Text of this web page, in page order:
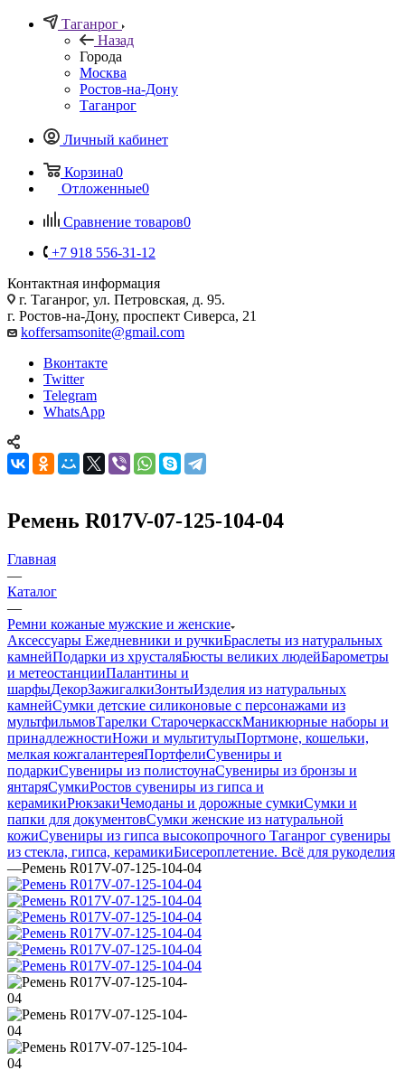
Таганрог
Назад
Города
Москва
Ростов-на-Дону
Таганрог
Личный кабинет
Корзина0
Отложенные0
Сравнение товаров0
+7 918 556-31-12
Контактная информация
г. Таганрог, ул. Петровская, д. 95.
г. Ростов-на-Дону, проспект Сиверса, 21
koffersamsonite@gmail.com
Вконтакте
Twitter
Telegram
WhatsApp
Ремень R017V-07-125-104-04
Главная
—
Каталог
—
Ремни кожаные мужские и женские
Аксессуары Ежедневники и ручкиБраслеты из натуральных
камнейПодарки из хрусталяБюсты великих людейБарометры
и метеостанцииПалантины и
шарфыДекорЗажигалкиЗонтыИзделия из натуральных
камнейСумки детские силиконовые с персонажами из
мультфильмовТарелки СтарочеркасскМаникюрные наборы и
принадлежностиНожи и мультитулыПортмоне, кошельки,
мелкая кожгалантереяПортфелиСувениры и
подаркиСувениры из полистоунаСувениры из бронзы и
янтаряСумкиРостов сувениры из гипса и
керамикиРюкзакиЧемоданы и дорожные сумкиСумки и
папки для документовСумки женские из натуральной
кожиСувениры из гипса высокопрочного Таганрог сувениры
из стекла, гипса, керамикиБисероплетение. Всё для рукоделия
—Ремень R017V-07-125-104-04